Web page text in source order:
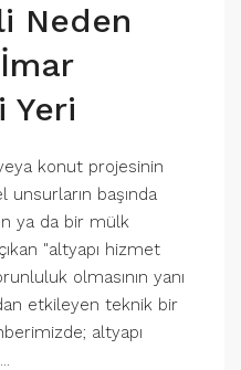
Neden
Yeri
konut projesinin
başında
ya da bir mülk
"altyapı hizmet
olmasının yanı
etkileyen teknik bir
altyapı